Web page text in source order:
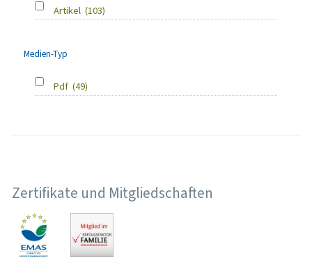
Artikel (103)
Medien-Typ
Pdf (49)
Zertifikate und Mitgliedschaften